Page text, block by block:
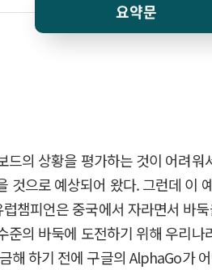
요약문
의 상황을 평가하는 것이 어려
것으로 예상되어 왔다. 그런데
챔피언은 중국에서 자라면서 바
의 바둑에 도전하기 위해 우리
해 하기 전에 구글의 AlphaGo가